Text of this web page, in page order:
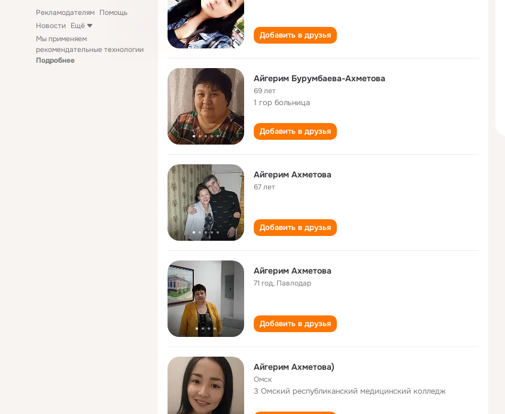
Рекламодателям Помощь
Новости Ещё
Мы применяем
рекомендательные технологии
Подробнее
Добавить в друзья
Айгерим Бурумбаева-Ахметова
69 лет
1 гор больница
Добавить в друзья
Айгерим Ахметова
67 лет
Добавить в друзья
Айгерим Ахметова
71 год, Павлодар
Добавить в друзья
Айгерим Ахметова)
Омск
3 Омский республиканский медицинский колледж